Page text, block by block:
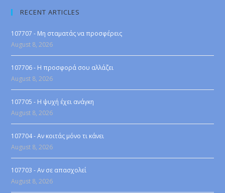
RECENT ARTICLES
107707 - Μη σταματάς να προσφέρεις
August 8, 2026
107706 - Η προσφορά σου αλλάζει
August 8, 2026
107705 - Η ψυχή έχει ανάγκη
August 8, 2026
107704 - Αν κοιτάς μόνο τι κάνει
August 8, 2026
107703 - Αν σε απασχολεί
August 8, 2026